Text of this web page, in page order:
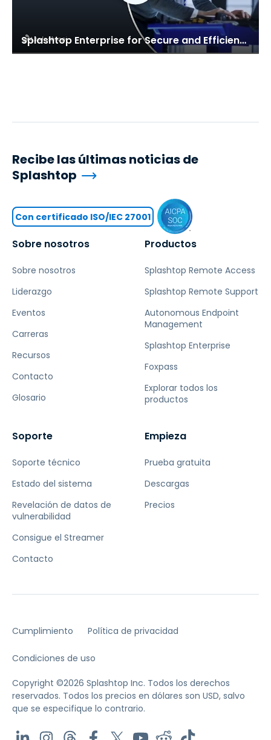
Splashtop Enterprise for Secure and Efficient Remote Support
Sobre nosotros
Sobre nosotros
Liderazgo
Eventos
Carreras
Recursos
Contacto
Glosario
Productos
Splashtop Remote Access
Splashtop Remote Support
Autonomous Endpoint
Management
Splashtop Enterprise
Foxpass
Explorar todos los
productos
Soporte
Soporte técnico
Estado del sistema
Revelación de datos de
vulnerabilidad
Consigue el Streamer
Contacto
Empieza
Prueba gratuita
Descargas
Precios
Recibe las últimas noticias de
Splashtop
Con certificado ISO/IEC 27001
Cumplimiento Política de privacidad
Condiciones de uso
Copyright ©2026 Splashtop Inc. Todos los derechos
reservados. Todos los precios en dólares son USD, salvo
que se especifique lo contrario.